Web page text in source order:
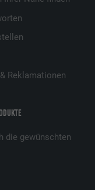
die gewünschten
Reklamationen
um
auf den
zu